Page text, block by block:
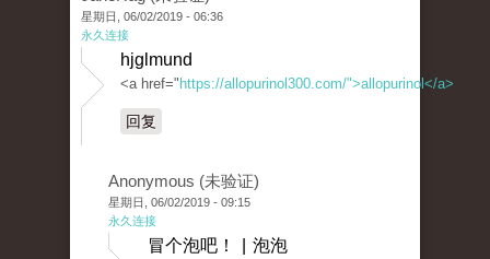
星期日, 06/02/2019 - 06:36
永久连接
hjglmund
<a href=" https://allopurinol300.com/">allopurinol</a>
回复
Anonymous (未验证)
星期日, 06/02/2019 - 09:15
永久连接
冒个泡吧！ | 泡泡